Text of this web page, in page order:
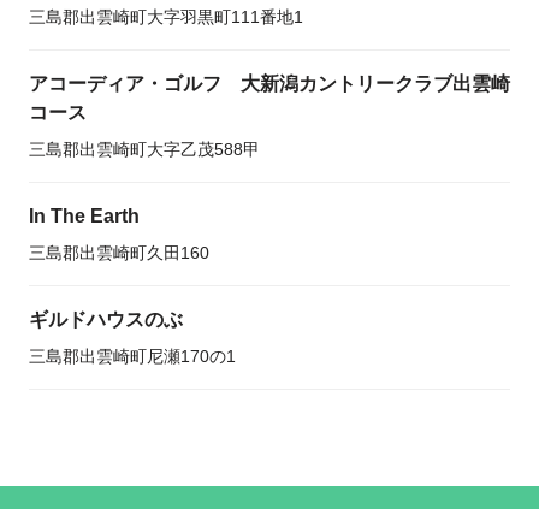
三島郡出雲崎町大字羽黒町111番地1
アコーディア・ゴルフ 大新潟カントリークラブ出雲崎
コース
三島郡出雲崎町大字乙茂588甲
In The Earth
三島郡出雲崎町久田160
ギルドハウスのぶ
三島郡出雲崎町尼瀬170の1